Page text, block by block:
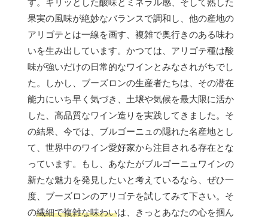
果実の風味が絶妙なバランスで調和し、他の産地の
アリゴテとは一線を画す、複雑で奥行きのある味わ
いを生み出しています。かつては、アリゴテ種は酸
味が強いだけの日常的なワインとみなされがちでし
た。しかし、ブーズロンの生産者たちは、その潜在
能力にいち早く気づき、土壌や気候を最大限に活か
した、高品質なワイン造りを実践してきました。そ
の結果、今では、ブルゴーニュの隠れた名産地とし
て、世界中のワイン愛好家から注目される存在とな
っています。もし、あなたがブルゴーニュワインの
新たな魅力を発見したいと考えているなら、ぜひ一
度、ブーズロンのアリゴテを試してみて下さい。そ
の繊細で複雑な味わいは、きっとあなたの心を掴ん